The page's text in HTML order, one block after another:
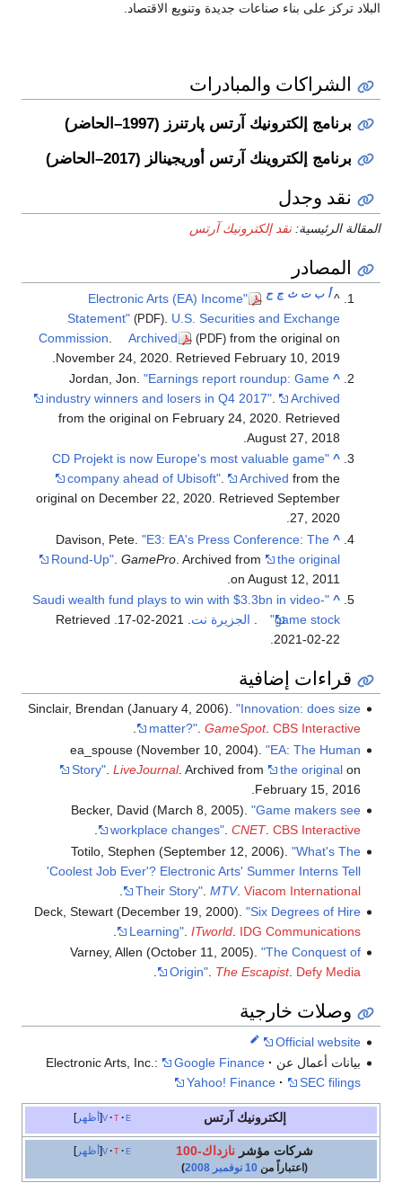
البلاد تركز على بناء صناعات جديدة وتنويع الاقتصاد.
الشراكات والمبادرات
برنامج إلكترونيك آرتس پارتنرز (1997–الحاضر)
برنامج إلكتروينك آرتس أوريجينالز (2017–الحاضر)
نقد وجدل
المقالة الرئيسية:نقد إلكترونيك آرتس
المصادر
^أ ب ت ث ج ح
"Electronic Arts (EA) Income
Statement" (PDF) U.S. Securities and Exchange
Commission
Archived (PDF) from the original on
November 24, 2020 . Retrieved February 10, 2019
^
Jordan, Jon."Earnings report roundup: Game
industry winners and losers in Q4 2017"
Archived
from the original on February 24, 2020 . Retrieved
August 27,
2018
.
^
"CD Projekt is now Europe's most valuable game
company ahead of Ubisoft". Archived from the
original on December 22, 2020. RetrievedSeptember
27, 2020
.
^
Davison, Pete."E3: EA's Press Conference: The
Round-Up" .GamePro . Archived from
the original
on August 12, 2011.
^
"Saudi wealth fund plays to win with $3.3bn in video-
game stock"
الجزيرة نت
2021-02-22
قراءات إضافية
Sinclair, Brendan (January 4, 2006). "Innovation: does size
matter?". GameSpot. CBS Interactive
.
ea_spouse (November 10, 2004). "EA: The Human
Story". LiveJournal. Archived from the originalon
February 15, 2016.
Becker, David (March 8, 2005). "Game makers see
workplace changes". CNET. CBS Interactive
Totilo, Stephen (September 12, 2006). "What's The
'Coolest Job Ever'? Electronic Arts' Summer Interns Tell
Their Story". MTV. Viacom International
Deck, Stewart (December 19, 2000). "Six Degrees of Hire
Learning". ITworld. IDG Communications
Varney, Allen (October 11, 2005). "The Conquest of
Origin". The Escapist. Defy Media
.
وصلات خارجية
Official website
بيانات أعمال عن Electronic Arts, Inc.:
Google Finance
Yahoo! Finance
SEC filings
أظهر v t e إلكترونيك آرتس
أظهر v t e شركات مؤشر نازداك-100
(اعتباراً من 10 نوفمبر 2008
)